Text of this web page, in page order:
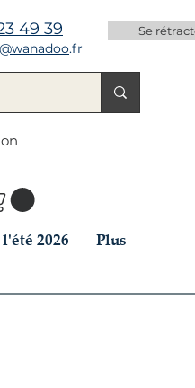
49 39
.fr
Se
2026 Plus